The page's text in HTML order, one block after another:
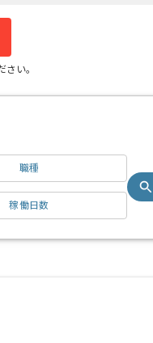
い。
職種
稼働日数